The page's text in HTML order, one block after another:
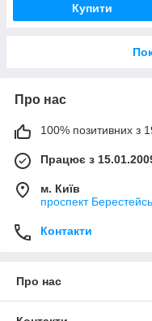
Купити
Про нас
100% позитивних з 19
Працює з
м. Київ
проспект
Контакти
Про нас